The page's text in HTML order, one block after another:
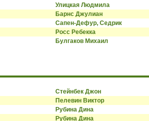
Улицкая Людмила
Барнс Джулиан
Сапен-Дефур, Седрик
Росс Ребекка
Булгаков Михаил
Стейнбек Джон
Пелевин Виктор
Рубина Дина
Рубина Дина